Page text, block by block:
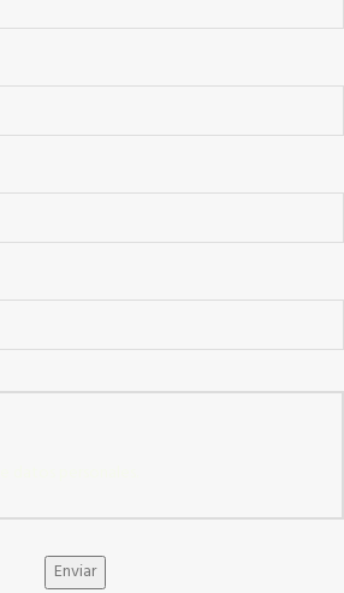
Enviar